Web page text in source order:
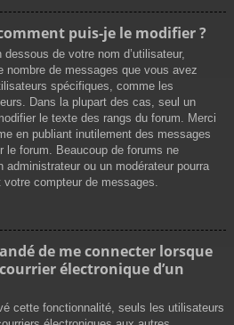
puis-je le modifier ?
de votre nom d’utilisateur,
nombre de messages que vous avez
spécifiques, comme les
Dans la plupart des cas, seul un
le texte des rangs du forum. Merci
en publiant inutilement des messages
le forum. Beaucoup de forums ne
ou un modérateur pourra
compteur de messages.
de me connecter lorsque
électronique d’un
cette fonctionnalité, seuls les utilisateurs